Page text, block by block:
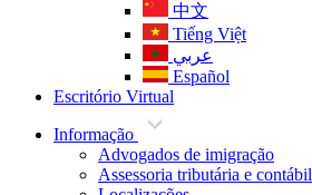
中文
Tiếng Việt
عربي
Español
Escritório Virtual
Informação
Advogados de imigração
Assessoria tributária e contábil